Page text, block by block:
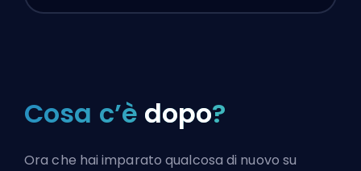
Cosa c’è dopo?
Ora che hai imparato qualcosa di nuovo su